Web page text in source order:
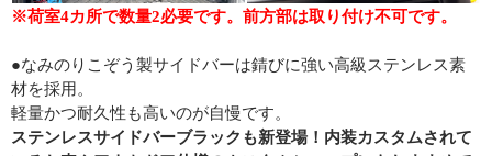
※荷室4カ所で数量2必要です。前方部は取り付け不可です。
●なみのりこぞう製サイドバーは錆びに強い高級ステンレス素
材を採用。
軽量かつ耐久性も高いのが自慢です。
ステンレスサイドバーブラックも新登場！内装カスタムされて